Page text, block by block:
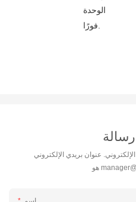
الوحدة
عنوان بريدي الإلكتروني